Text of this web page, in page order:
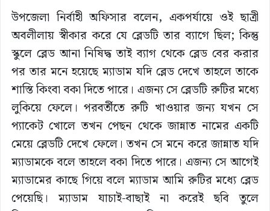
উপজেলা নির্বাহী অফিসার বলেন, একপর্যায়ে ওই ছাত্রী
অবলীলায় স্বীকার করে যে ব্লেডটি তার ব্যাগে ছিল; কিন্তু
স্কুলে ব্লেড আনা নিষিদ্ধ তাই ব্যাগ থেকে ব্লেড বের করার
পর তার মনে হয়েছে ম্যাডাম যদি ব্লেড দেখে তাহলে তাকে
শাস্তি কিংবা বকা দিতে পারে। এজন্য সে ব্লেডটি রুটির মধ্যে
লুকিয়ে ফেলে। পরবর্তীতে রুটি খাওয়ার জন্য যখন সে
প্যাকেট খোলে তখন পেছন থেকে জান্নাত নামের একটি
মেয়ে ব্লেডটি দেখে ফেলে। তখন সে মনে করে জান্নাত যদি
ম্যাডামকে বলে তাহলে বকা দিতে পারে। এজন্য সে আগেই
ম্যাডামের কাছে গিয়ে বলে ম্যাডাম আমি রুটির মধ্যে ব্লেড
পেয়েছি। ম্যাডাম যাচাই-বাছাই না করেই ছবি তুলে